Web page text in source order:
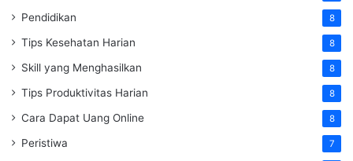
Pendidikan 8
Tips Kesehatan Harian 8
Skill yang Menghasilkan 8
Tips Produktivitas Harian 8
Cara Dapat Uang Online 8
Peristiwa 7